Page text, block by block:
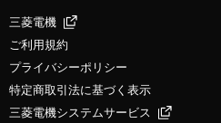
三菱電機
ご利用規約
プライバシーポリシー
特定商取引法に基づく表示
三菱電機システムサービス